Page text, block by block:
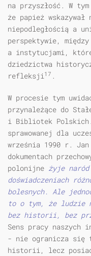
na przyszłość. W
że papież
niepodległością a
perspektywie,
a instytucjami, które
dziedzictwa
refleksji17 .
W procesie tym
przynależące do
i Bibliotek Polskich.
sprawowanej dla
września 1990 r.
dokumentach
polonijne żyje
doświadczeniach
bolesnych. Ale
to o tym, że ludzie
bez historii, bez
Sens pracy
- nie ogranicza się
historii, lecz